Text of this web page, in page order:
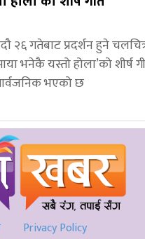
२६ गतेबाट प्रदर्शन हुने
भनेकै यस्तो होला’को शीर्ष
भएको छ
Privacy Policy